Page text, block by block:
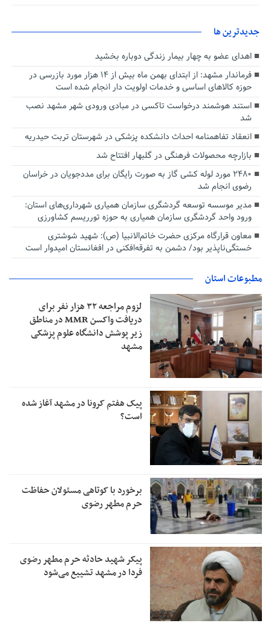
جديدترين ها
اهدای عضو به چهار بیمار زندگی دوباره بخشید
فرماندار مشهد: از ابتدای بهمن ماه بیش از ۱۴ هزار مورد بازرسی در
حوزه کالاهای اساسی و خدمات اولویت دار انجام شده است
استند هوشمند درخواست تاکسی در مبادی ورودی شهر مشهد نصب
شد
انعقاد تفاهمنامه احداث دانشکده پزشکی در شهرستان تربت حیدریه
بازارچه محصولات فرهنگی در گلبهار افتتاح شد
۲۴۸۰ مورد لوله کشی گاز به صورت رایگان برای مددجویان در خراسان
رضوی انجام شد
مدیر موسسه توسعه گردشگری سازمان همیاری شهرداری‌های استان:
ورود واحد گردشگری سازمان همیاری به حوزه تورریسم کشاورزی
معاون قرارگاه مرکزی حضرت خاتم‌الانبیا (ص): شهید شوشتری
خستگی‌ناپذیر بود/ دشمن به تفرقه‌افکنی در افغانستان امیدوار است
مطبوعات استان
لزوم مراجعه ۳۲ هزار نفر برای
دریافت واکسن MMR در مناطق
زیر پوشش دانشگاه علوم پزشکی
مشهد
پیک هفتم کرونا در مشهد آغاز شده
است؟
برخورد با کوتاهی مسئولان حفاظت
حرم مطهر رضوی
پیکر شهید حادثه حرم مطهر رضوی
فردا در مشهد تشییع می‌شود